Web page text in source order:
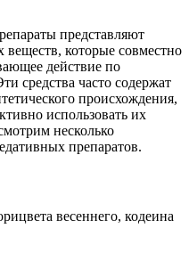
представляют
которые совместно
действие по
средства часто содержат
происхождения,
использовать их
несколько
препаратов.
весеннего, кодеина